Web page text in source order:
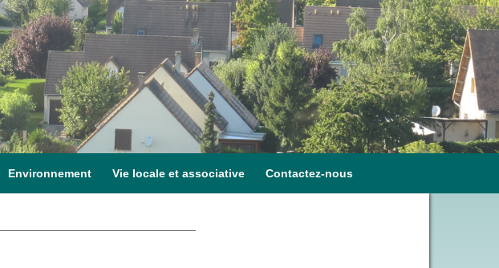
Environnement Vie locale et associative Contactez-nous